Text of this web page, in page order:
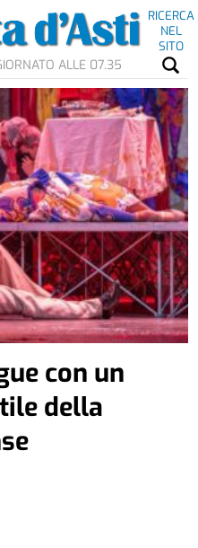
RICERCA
NEL
SITO
ALLE 07.35
con un
della